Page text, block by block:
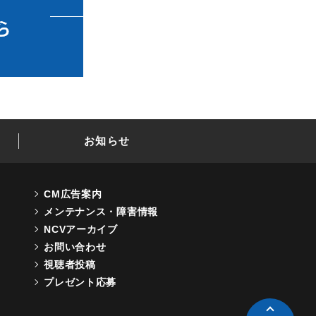
お知らせ
CM広告案内
メンテナンス・障害情報
NCVアーカイブ
お問い合わせ
視聴者投稿
プレゼント応募